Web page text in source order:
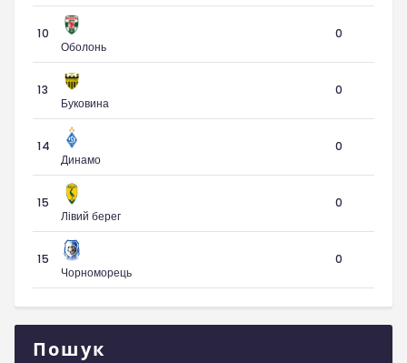
10
Оболонь
0
13
Буковина
0
14
Динамо
0
15
Лівий берег
0
15
Чорноморець
0
Пошук